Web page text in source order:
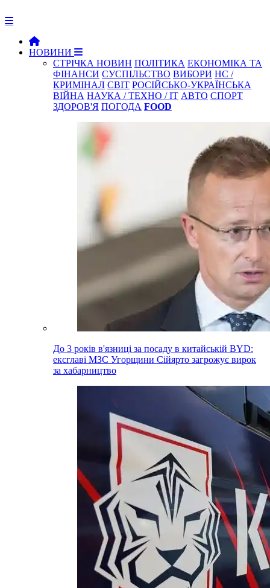
НОВИНИ
СТРІЧКА НОВИН ПОЛІТИКА ЕКОНОМІКА ТА
ФІНАНСИ СУСПІЛЬСТВО ВИБОРИ НС /
КРИМІНАЛ СВІТ РОСІЙСЬКО-УКРАЇНСЬКА
ВІЙНА НАУКА / ТЕХНО / IT АВТО СПОРТ
ЗДОРОВ'Я ПОГОДА FOOD
До 3 років в'язниці за посаду в китайській BYD:
ексглаві МЗС Угорщини Сійярто загрожує вирок
за хабарництво